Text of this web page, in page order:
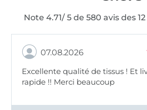
Note 4.71/ 5 de 580 avis des
07.08.2026
Excellente qualité de tissus ! Et
rapide !! Merci beaucoup